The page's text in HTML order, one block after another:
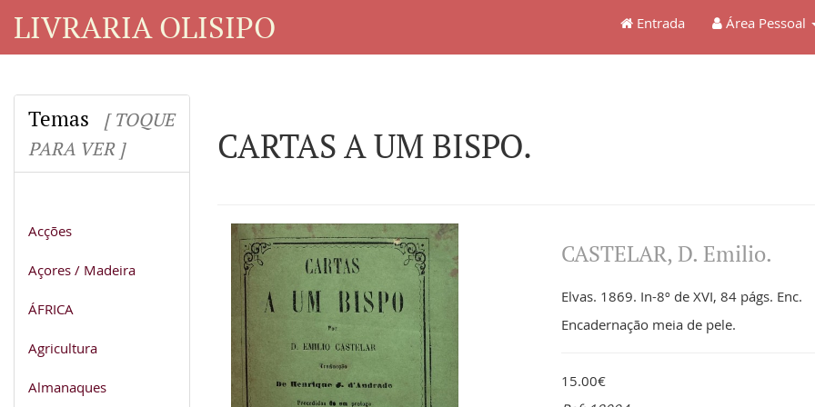
LIVRARIA OLISIPO Entrada Área Pessoal
Temas
[ TOQUE
PARA VER ]
Acções
Açores / Madeira
ÁFRICA
Agricultura
Almanaques
CARTAS A UM BISPO.
CASTELAR, D. Emilio.
Elvas. 1869. In-8º de XVI, 84 págs. Enc.
Encadernação meia de pele.
15.00€